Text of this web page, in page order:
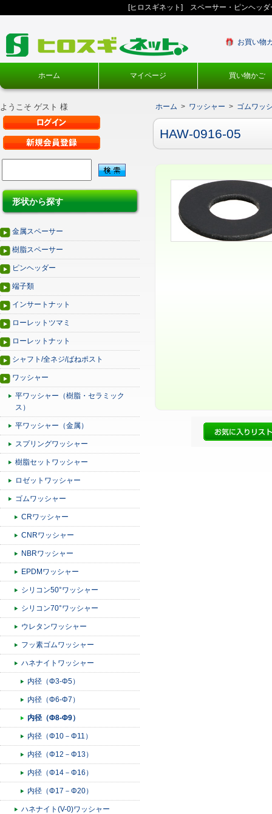
[ヒロスギネット] スペーサー・ピンヘッ
お買い物
ホーム マイページ 買い物かご
ようこそ ゲスト 様
形状から探す
金属スペーサー
樹脂スペーサー
ピンヘッダー
端子類
インサートナット
ローレットツマミ
ローレットナット
シャフト/全ネジ/ばねポスト
ワッシャー
平ワッシャー（樹脂・セラミック
ス）
平ワッシャー（金属）
スプリングワッシャー
樹脂セットワッシャー
ロゼットワッシャー
ゴムワッシャー
CRワッシャー
CNRワッシャー
NBRワッシャー
EPDMワッシャー
シリコン50°ワッシャー
シリコン70°ワッシャー
ウレタンワッシャー
フッ素ゴムワッシャー
ハネナイトワッシャー
内径（Φ3-Φ5）
内径（Φ6-Φ7）
内径（Φ8-Φ9）
内径（Φ10－Φ11）
内径（Φ12－Φ13）
内径（Φ14－Φ16）
内径（Φ17－Φ20）
ハネナイト(V-0)ワッシャー
ホーム > ワッシャー > ゴムワッ
HAW-0916-05